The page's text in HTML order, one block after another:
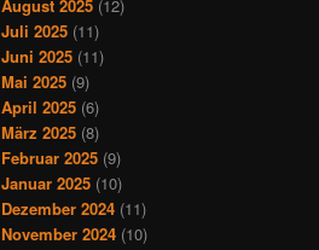
August 2025 (12)
Juli 2025 (11)
Juni 2025 (11)
Mai 2025 (9)
April 2025 (6)
März 2025 (8)
Februar 2025 (9)
Januar 2025 (10)
Dezember 2024 (11)
November 2024 (10)